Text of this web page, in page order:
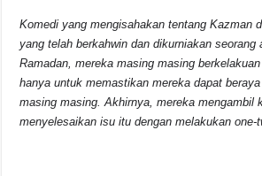
Komedi yang mengisahakan tentang Kazman
yang telah berkahwin dan dikurniakan
Ramadan, mereka masing masing
hanya untuk memastikan mereka dapat
masing masing. Akhirnya, mereka mengambil
menyelesaikan isu itu dengan melakukan one-